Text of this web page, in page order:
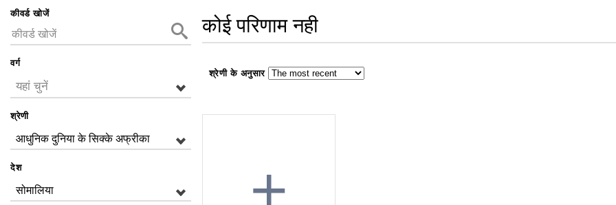
कीवर्ड खोजें
वर्ग
यहां चुनें
श्रेणी
आधुनिक दुनिया के सिक्के अफ्रीका
देश
सोमालिया
कोई परिणाम नही
श्रेणी के अनुसार
+